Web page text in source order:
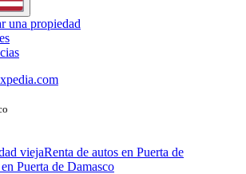
una propiedad
viejaRenta de autos en Puerta de
Puerta de Damasco